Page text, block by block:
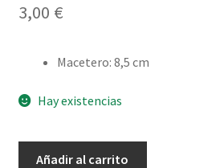
3,00 €
Macetero: 8,5 cm
Hay existencias
Añadir al carrito